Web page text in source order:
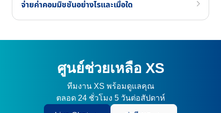
จ่ายค่าคอมมิชชันอย่างไรและเมื่อใด
ศูนย์ช่วยเหลือ XS
ทีมงาน XS พร้อมดูแลคุณ
ตลอด 24 ชั่วโมง 5 วันต่อสัปดาห์